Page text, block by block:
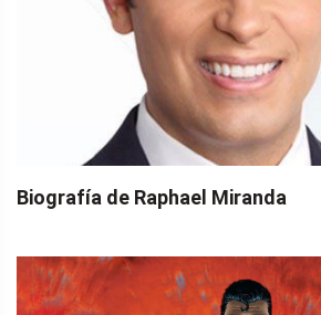
Biografía de Raphael Miranda